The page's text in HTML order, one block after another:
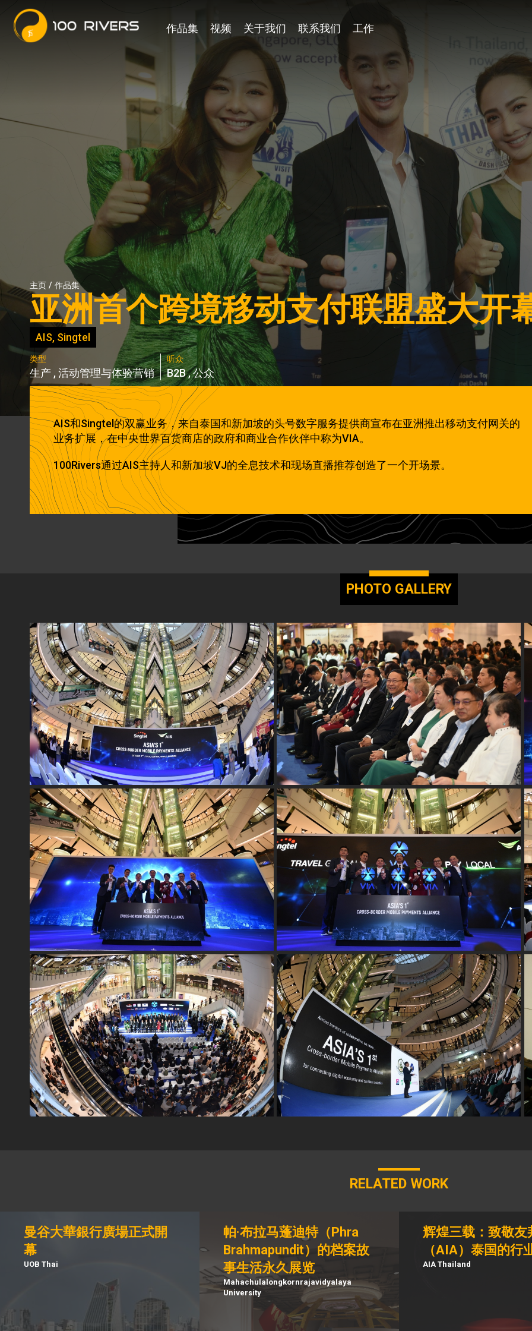
作品集 视频 关于我们 联系我们 工作
主页 / 作品集
亚洲首个跨境移动支付联盟盛大开
AIS, Singtel
类型
生产 ,活动管理与体验营销
听众
B2B,公众
AIS和Singtel的双赢业务，来自泰国和新加坡的头号数字服务提供商宣布在亚洲推出移动支付网关的
业务扩展，在中央世界百货商店的政府和商业合作伙伴中称为VIA。
100Rivers通过AIS主持人和新加坡VJ的全息技术和现场直播推荐创造了一个开场景。
PHOTO GALLERY
RELATED WORK
曼谷大華銀行廣場正式開
幕
UOB Thai
帕·布拉马蓬迪特（Phra
Brahmapundit）的档案故
事生活永久展览
Mahachulalongkornrajavidyalaya
University
辉煌三载：致敬友
（AIA）泰国的行
AIA Thailand